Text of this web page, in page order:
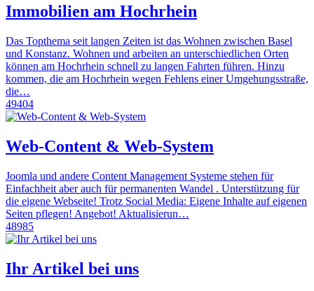
Immobilien am Hochrhein
Das Topthema seit langen Zeiten ist das Wohnen zwischen Basel
und Konstanz. Wohnen und arbeiten an unterschiedlichen Orten
können am Hochrhein schnell zu langen Fahrten führen. Hinzu
kommen, die am Hochrhein wegen Fehlens einer Umgehungsstraße,
die…
49404
Web-Content & Web-System
Joomla und andere Content Management Systeme stehen für
Einfachheit aber auch für permanenten Wandel . Unterstützung für
die eigene Webseite! Trotz Social Media: Eigene Inhalte auf eigenen
Seiten pflegen! Angebot! Aktualisierun…
48985
Ihr Artikel bei uns